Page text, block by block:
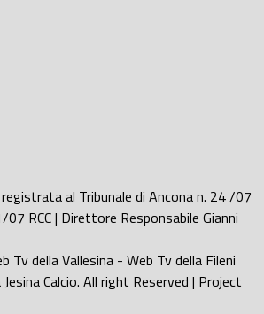
al Tribunale di Ancona n. 24 /07
07 RCC | Direttore Responsabile Gianni
Tv della Vallesina - Web Tv della Fileni
Calcio. All right Reserved | Project